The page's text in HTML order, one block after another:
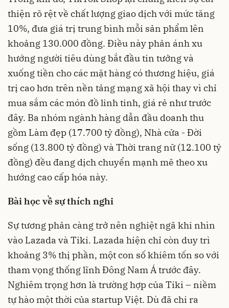
thiện rõ rệt về chất lượng giao dịch với mức tăng
10%, đưa giá trị trung bình mỗi sản phẩm lên
khoảng 130.000 đồng. Điều này phản ánh xu
hướng người tiêu dùng bắt đầu tin tưởng và
xuống tiền cho các mặt hàng có thương hiệu, giá
trị cao hơn trên nền tảng mạng xã hội thay vì chỉ
mua sắm các món đồ linh tinh, giá rẻ như trước
đây. Ba nhóm ngành hàng dẫn đầu doanh thu
gồm Làm đẹp (17.700 tỷ đồng), Nhà cửa - Đời
sống (13.800 tỷ đồng) và Thời trang nữ (12.100 tỷ
đồng) đều đang dịch chuyển mạnh mẽ theo xu
hướng cao cấp hóa này.
Bài học về sự thích nghi
Sự tương phản càng trở nên nghiệt ngã khi nhìn
vào Lazada và Tiki. Lazada hiện chỉ còn duy trì
khoảng 3% thị phần, một con số khiêm tốn so với
tham vọng thống lĩnh Đông Nam Á trước đây.
Nghiêm trọng hơn là trường hợp của Tiki – niềm
tự hào một thời của startup Việt. Dù đã chi ra